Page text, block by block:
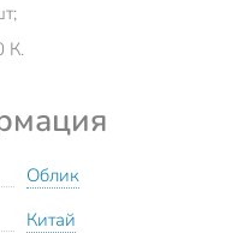
К.
Облик
Китай